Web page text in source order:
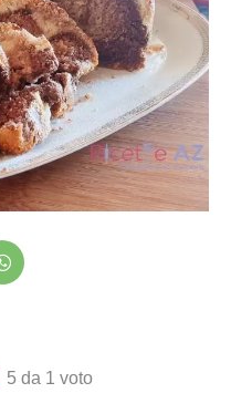
5 da 1 voto